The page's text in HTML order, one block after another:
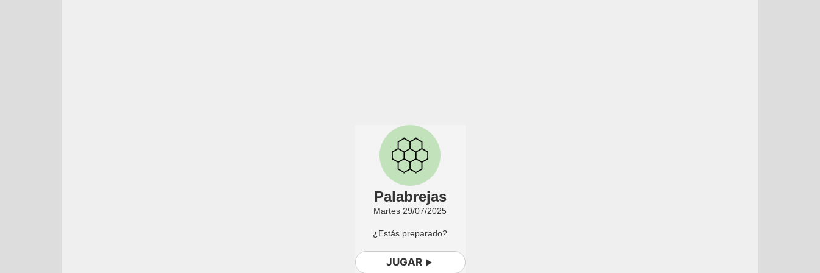
Palabrejas
Martes 29/07/2025
¿Estás preparado?
JUGAR